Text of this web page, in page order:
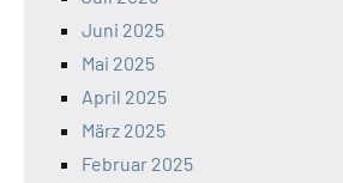
Juni 2025
Mai 2025
April 2025
März 2025
Februar 2025